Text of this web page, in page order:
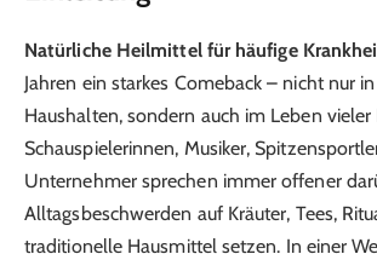
Natürliche Heilmittel für häufige
Jahren ein starkes Comeback – nicht nur
Haushalten, sondern auch im Leben
Schauspielerinnen, Musiker,
Unternehmer sprechen immer offener
Alltagsbeschwerden auf Kräuter, Tees,
traditionelle Hausmittel setzen. In einer